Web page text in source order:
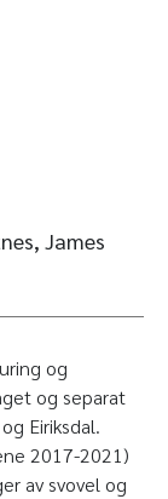
James
og
og separat
Eiriksdal.
2017-2021)
av svovel og